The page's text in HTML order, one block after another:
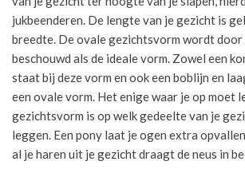
jukbeenderen. De lengte van je gezicht is
breedte. De ovale gezichtsvorm wordt door
beschouwd als de ideale vorm. Zowel een
staat bij deze vorm en ook een boblijn en
een ovale vorm. Het enige waar je op moet
gezichtsvorm is op welk gedeelte van je
leggen. Een pony laat je ogen extra
al je haren uit je gezicht draagt de neus in